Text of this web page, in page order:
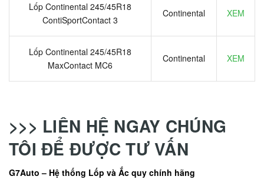
Lốp Continental 245/45R18
ContiSportContact 3
Continental XEM
Lốp Continental 245/45R18
MaxContact MC6
Continental XEM
>>> LIÊN HỆ NGAY CHÚNG
TÔI ĐỂ ĐƯỢC TƯ VẤN
G7Auto – Hệ thống Lốp và Ắc quy chính hãng